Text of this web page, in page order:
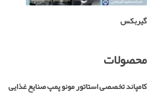
گیربکس
محصولات
کامپاند تخصصی استاتور مونو پمپ صنایع غذایی